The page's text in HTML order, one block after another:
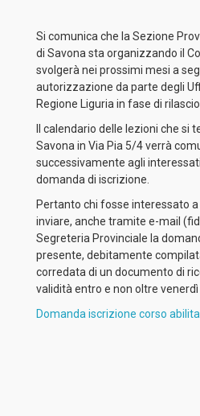
Si comunica che la Sezione
di Savona sta organizzando il
svolgerà nei prossimi mesi a
autorizzazione da parte degli
Regione Liguria in fase di rilascio.
Il calendario delle lezioni che si
Savona in Via Pia 5/4 verrà
successivamente agli
domanda di iscrizione.
Pertanto chi fosse interessato
inviare, anche tramite e-mail
Segreteria Provinciale la
presente, debitamente
corredata di un documento di
validità entro e non oltre venerdì
Domanda iscrizione corso